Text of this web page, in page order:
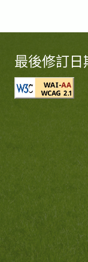
最後修訂日